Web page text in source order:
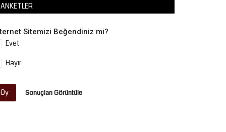
ANKETLER
Sitemizi Beğendiniz mi?
Evet
Hayır
Oy Sonuçları Görüntüle